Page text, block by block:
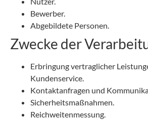
Bewerber.
Abgebildete Personen.
Zwecke der
Erbringung vertraglicher
Kundenservice.
Kontaktanfragen und
Sicherheitsmaßnahmen.
Reichweitenmessung.